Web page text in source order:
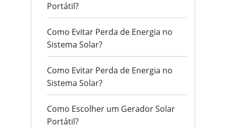
Portátil?
Como Evitar Perda de Energia no
Sistema Solar?
Como Evitar Perda de Energia no
Sistema Solar?
Como Escolher um Gerador Solar
Portátil?